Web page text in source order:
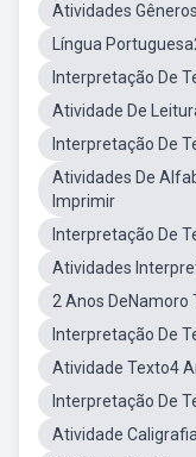
Atividades
Língua
Interpretação De
Atividade De
Interpretação De
Atividades De
Imprimir
Interpretação De
Atividades
2 Anos DeNamoro
Interpretação De
Atividade Texto4
Interpretação De
Atividade